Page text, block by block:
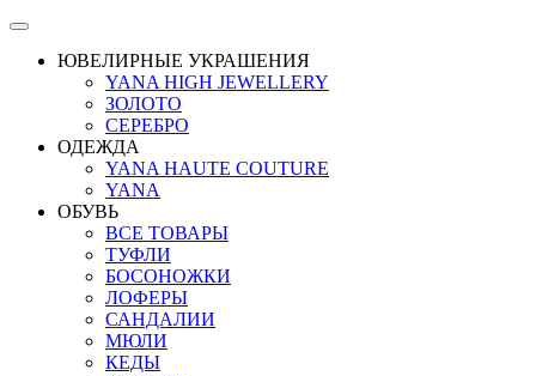
ЮВЕЛИРНЫЕ УКРАШЕНИЯ
YANA HIGH JEWELLERY
ЗОЛОТО
СЕРЕБРО
ОДЕЖДА
YANA HAUTE COUTURE
YANA
ОБУВЬ
ВСЕ ТОВАРЫ
ТУФЛИ
БОСОНОЖКИ
ЛОФЕРЫ
САНДАЛИИ
МЮЛИ
КЕДЫ